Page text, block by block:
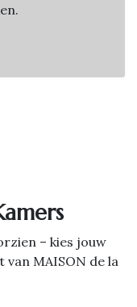
– kies jouw
MAISON de la